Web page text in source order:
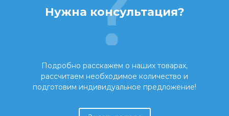
Нужна консультация?
Подробно расскажем о наших товарах,
рассчитаем необходимое количество и
подготовим индивидуальное предложение!